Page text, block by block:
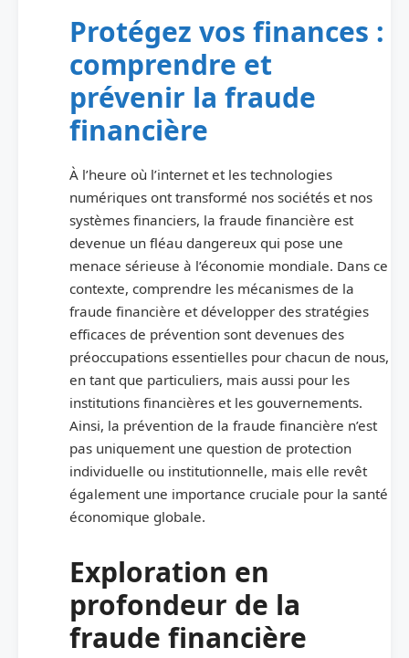
Protégez vos finances :
comprendre et
prévenir la fraude
financière
À l’heure où l’internet et les technologies
numériques ont transformé nos sociétés et nos
systèmes financiers, la fraude financière est
devenue un fléau dangereux qui pose une
menace sérieuse à l’économie mondiale. Dans ce
contexte, comprendre les mécanismes de la
fraude financière et développer des stratégies
efficaces de prévention sont devenues des
préoccupations essentielles pour chacun de nous,
en tant que particuliers, mais aussi pour les
institutions financières et les gouvernements.
Ainsi, la prévention de la fraude financière n’est
pas uniquement une question de protection
individuelle ou institutionnelle, mais elle revêt
également une importance cruciale pour la santé
économique globale.
Exploration en
profondeur de la
fraude financière